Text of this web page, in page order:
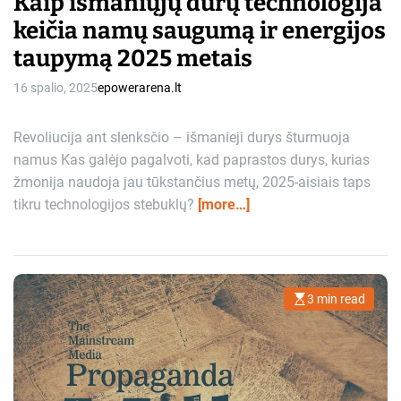
keičia namų saugumą ir energijos
taupymą 2025 metais
16 spalio, 2025epowerarena.lt
Revoliucija ant slenksčio – išmanieji durys šturmuoja
namus Kas galėjo pagalvoti, kad paprastos durys, kurias
žmonija naudoja jau tūkstančius metų, 2025-aisiais taps
tikru technologijos stebuklų? [more…]
E
s
m
a
t
e
3 min read